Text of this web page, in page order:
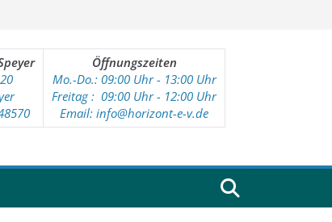
Öffnungszeiten
Mo.-Do.: 09:00 Uhr - 13:00 Uhr
Freitag : 09:00 Uhr - 12:00 Uhr
Email: info@horizont-e-v.de